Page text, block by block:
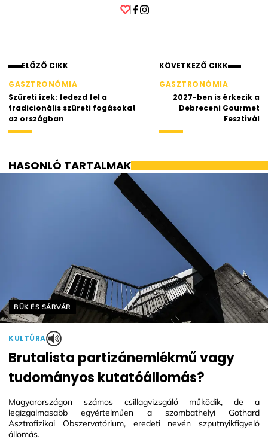
ELŐZŐ CIKK
GASZTRONÓMIA
Szüreti ízek: fedezd fel a
tradicionális szüreti fogásokat
az országban
KÖVETKEZŐ CIKK
GASZTRONÓMIA
2027-ben is érkezik a
Debreceni Gourmet
Fesztivál
HASONLÓ TARTALMAK
Helyszín címkék:
BÜK ÉS SÁRVÁR
KULTÚRA
Brutalista partizánemlékmű vagy
tudományos kutatóállomás?
Magyarországon számos csillagvizsgáló működik, de a
legizgalmasabb egyértelműen a szombathelyi Gothard
Asztrofizikai Obszervatórium, eredeti nevén szputnyikfigyelő
állomás.